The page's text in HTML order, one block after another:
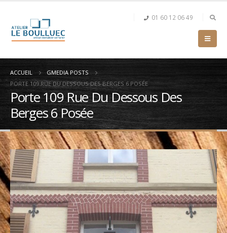
01 60 12 06 49
ACCUEIL
GMEDIA POSTS
PORTE 109 RUE DU DESSOUS DES BERGES 6 POSÉE
Porte 109 Rue Du Dessous Des
Berges 6 Posée